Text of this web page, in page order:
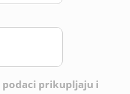
podaci prikupljaju i